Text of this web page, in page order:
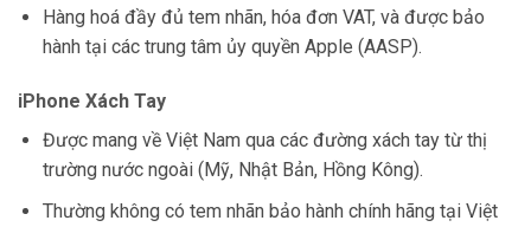
Hàng hoá đầy đủ tem nhãn, hóa đơn VAT, và được bảo
hành tại các trung tâm ủy quyền Apple (AASP).
iPhone Xách Tay
Được mang về Việt Nam qua các đường xách tay từ thị
trường nước ngoài (Mỹ, Nhật Bản, Hồng Kông).
Thường không có tem nhãn bảo hành chính hãng tại Việt